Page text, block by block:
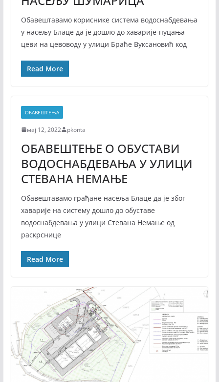
Обавештавамо кориснике система водоснабдевања
у насељу Блаце да је дошло до хаварије-пуцања
цеви на цевоводу у улици Браће Вуксановић код
Read More
ОБАВЕШТЕЊА
мај 12, 2022 pkonta
ОБАВЕШТЕЊЕ О ОБУСТАВИ
ВОДОСНАБДЕВАЊА У УЛИЦИ
СТЕВАНА НЕМАЊЕ
Обавештавамо грађане насеља Блаце да је због
хаварије на систему дошло до обуставе
водоснабдевања у улици Стевана Немање од
раскрснице
Read More